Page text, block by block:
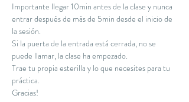
Importante llegar 10min antes de la clase y nunca
entrar después de más de 5min desde el inicio de
la sesión.
Si la puerta de la entrada está cerrada, no se
puede llamar, la clase ha empezado.
Trae tu propia esterilla y lo que necesites para tu
práctica.
Gracias!